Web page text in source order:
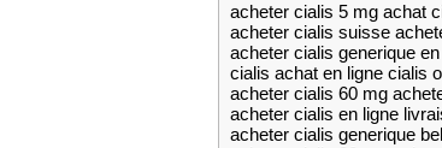
acheter cialis 5 mg achat
acheter cialis suisse
acheter cialis generique
cialis achat en ligne cialis
acheter cialis 60 mg
acheter cialis en ligne
acheter cialis generique